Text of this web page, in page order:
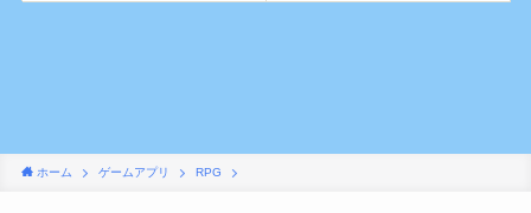
ホーム ゲームアプリ RPG